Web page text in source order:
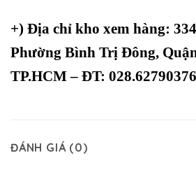
+) Địa chỉ kho xem hàng:
Phường Bình Trị Đông,
TP.HCM – ĐT: 028.62790376
ĐÁNH GIÁ (0)